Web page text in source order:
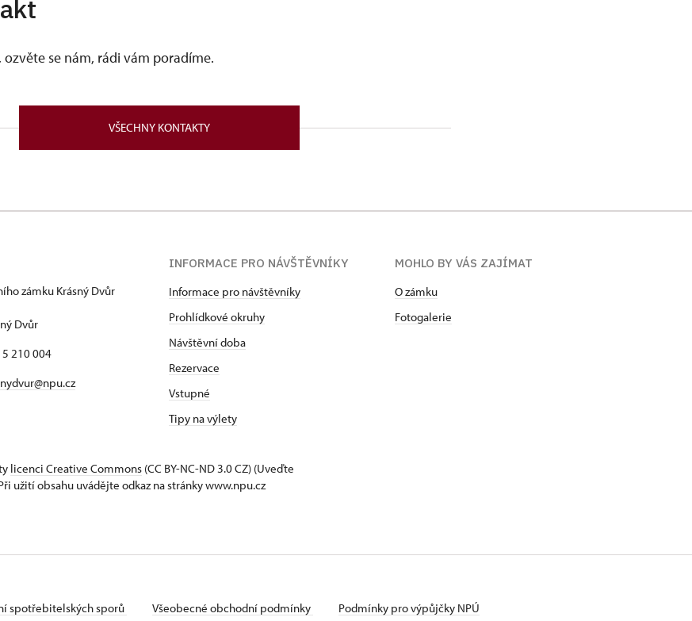
ozvěte se nám, rádi vám poradíme.
VŠECHNY KONTAKTY
zámku Krásný Dvůr
Dvůr
210 004
INFORMACE PRO NÁVŠTĚVNÍKY
Informace pro návštěvníky
Prohlídkové okruhy
Návštěvní doba
Rezervace
Vstupné
Tipy na výlety
MOHLO BY VÁS ZAJÍMAT
O zámku
Fotogalerie
licenci Creative Commons (CC BY-NC-ND 3.0 CZ) (Uveďte
užití obsahu uvádějte odkaz na stránky www.npu.cz
spotřebitelských sporů Všeobecné obchodní podmínky
Podmínky pro výpůjčky NPÚ